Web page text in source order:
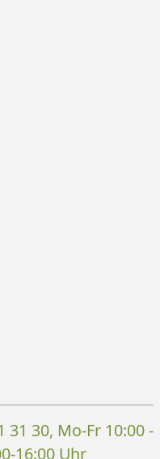
31 30, Mo-Fr 10:00 -
16:00 Uhr